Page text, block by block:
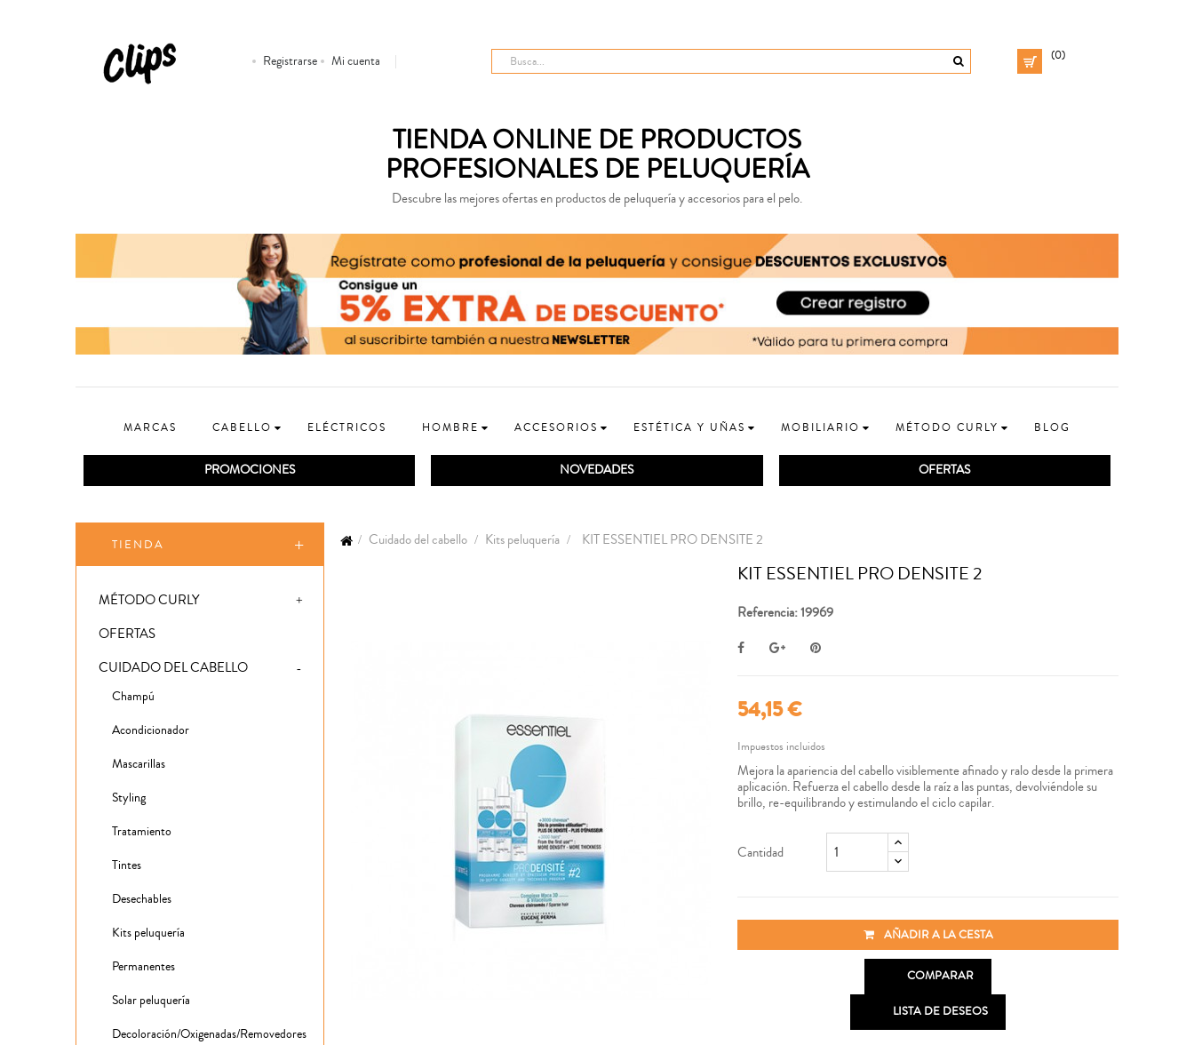
Registrarse Mi cuenta (0)
TIENDA ONLINE DE PRODUCTOS
PROFESIONALES DE PELUQUERÍA
Descubre las mejores ofertas en productos de peluquería y accesorios para el pelo.
MARCAS CABELLO ELÉCTRICOS HOMBRE ACCESORIOS ESTÉTICA Y UÑAS MOBILIARIO MÉTODO CURLY BLOG
PROMOCIONES NOVEDADES OFERTAS
TIENDA
MÉTODO CURLY
OFERTAS
CUIDADO DEL CABELLO
Champú
Acondicionador
Mascarillas
Styling
Tratamiento
Tintes
Desechables
Kits peluquería
Permanentes
Solar peluquería
Decoloración/Oxigenadas/Removedores
Cuidado del cabello Kits peluquería KIT ESSENTIEL PRO DENSITE 2
KIT ESSENTIEL PRO DENSITE 2
Referencia: 19969
54,15 €
Impuestos incluidos
Mejora la apariencia del cabello visiblemente afinado y ralo desde la primera
aplicación. Refuerza el cabello desde la raíz a las puntas, devolviéndole su
brillo, re-equilibrando y estimulando el ciclo capilar.
Cantidad
AÑADIR A LA CESTA
COMPARAR
LISTA DE DESEOS